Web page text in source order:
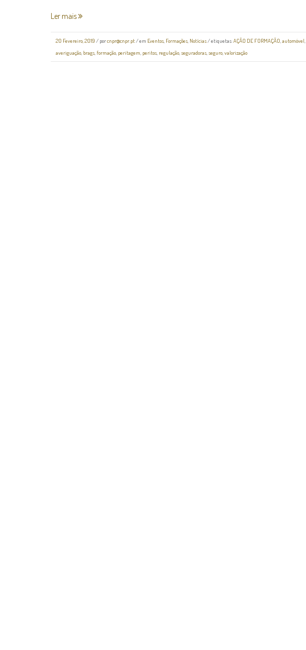
Ler mais
20 Fevereiro, 2019 / porcnpr@cnpr.pt/ em Eventos, Formações, Notícias/ etiquetas:AÇÃO DE FORMAÇÃO,automóvel,
averiguação, brags, formação, peritagem, peritos, regulação,seguradoras,seguro,valorização